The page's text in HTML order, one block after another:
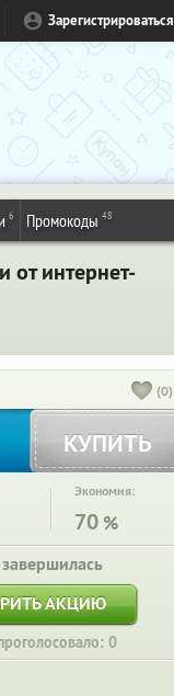
Зарегистрироваться
6 Промокоды 48
от интернет-
(0)
КУПИТЬ
Экономия:
70 %
АКЦИЮ
0